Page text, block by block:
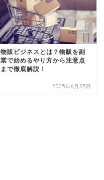
物販ビジネスとは？物販を副
業で始めるやり方から注意点
まで徹底解説！
2025年6月25日